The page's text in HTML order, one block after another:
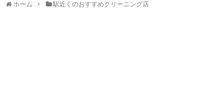
ホーム 駅近くのおすすめクリーニング店